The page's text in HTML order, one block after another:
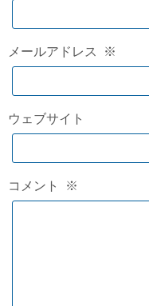
メールアドレス ※
ウェブサイト
コメント ※